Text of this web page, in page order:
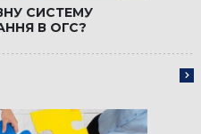
СИСТЕМУ
В ОГС?